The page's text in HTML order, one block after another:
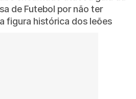
de Futebol por não ter
figura histórica dos leões